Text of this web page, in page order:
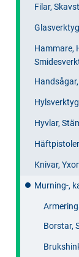
Filar,
Glasverktyg
Hammare,
Hyvlar,
Knivar, Yxor
Murning-,
Borstar,